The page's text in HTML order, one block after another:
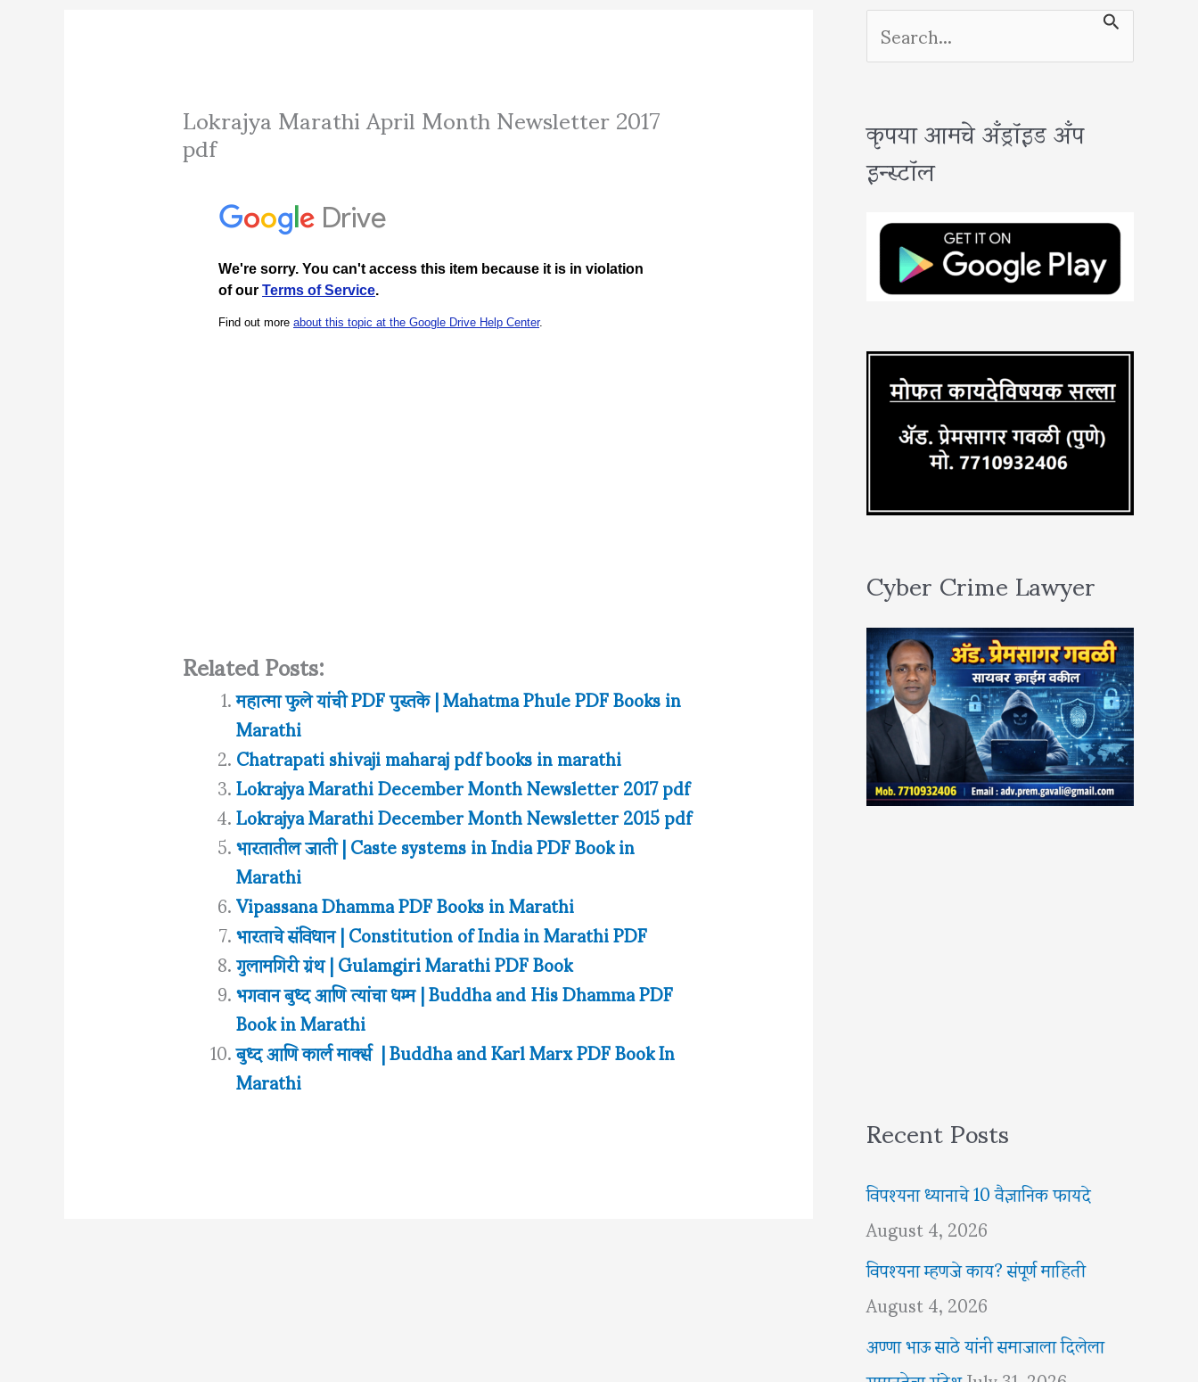
Lokrajya Marathi April Month Newsletter 2017
pdf
Related Posts:
महात्मा फुले यांची PDF पुस्तके | Mahatma Phule PDF Books in
Marathi
Chatrapati shivaji maharaj pdf books in marathi
Lokrajya Marathi December Month Newsletter 2017 pdf
Lokrajya Marathi December Month Newsletter 2015 pdf
भारतातील जाती | Caste systems in India PDF Book in
Marathi
Vipassana Dhamma PDF Books in Marathi
भारताचे संविधान | Constitution of India in Marathi PDF
गुलामगिरी ग्रंथ | Gulamgiri Marathi PDF Book
भगवान बुध्द आणि त्यांचा धम्म | Buddha and His Dhamma PDF
Book in Marathi
बुध्द आणि कार्ल मार्क्स | Buddha and Karl Marx PDF Book In
Marathi
S
e
r
c
:
कृपया आमचे अँड्रॉइड अँप
इन्स्टॉल
Cyber Crime Lawyer
Recent Posts
विपश्यना ध्यानाचे 10 वैज्ञानिक फायदे
August 4, 2026
विपश्यना म्हणजे काय? संपूर्ण माहिती
August 4, 2026
अण्णा भाऊ साठे यांनी समाजाला दिलेला